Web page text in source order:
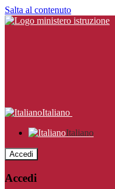
Salta al contenuto
Italiano
Italiano
Accedi
Accedi